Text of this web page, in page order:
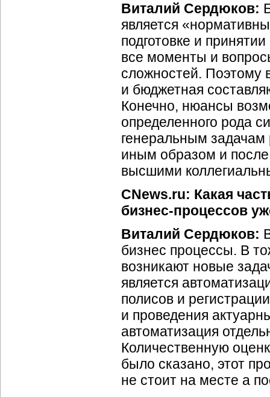
Виталий Сердюков:
является
подготовке и
все моменты и
сложностей. Поэтому
и бюджетная
Конечно, нюансы
определенного рода
генеральным задачам
иным образом и
высшими
CNews.ru: Какая
бизнес-процессов
Виталий Сердюков:
бизнес процессы. В
возникают новые
является
полисов и
и проведения
автоматизация
Количественную
было сказано, этот
не стоит на месте а